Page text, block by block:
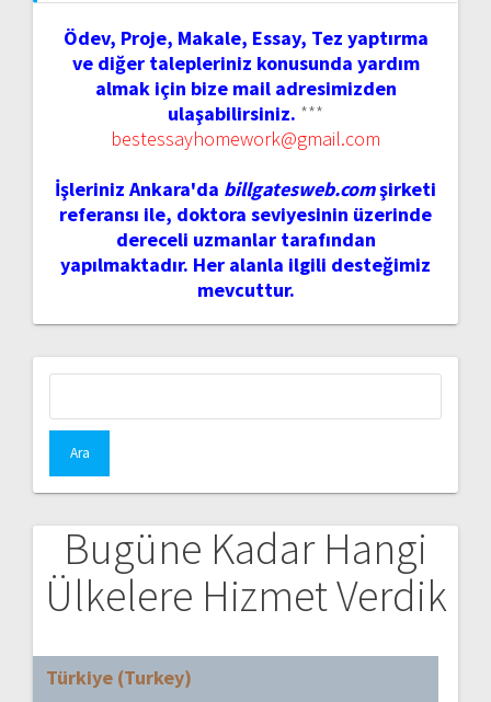
Ödev, Proje, Makale, Essay, Tez yaptırma
ve diğer talepleriniz konusunda yardım
almak için bize mail adresimizden
ulaşabilirsiniz. ***
bestessayhomework@gmail.com
İşleriniz Ankara'da billgatesweb.comşirketi
referansı ile, doktora seviyesinin üzerinde
dereceli uzmanlar tarafından
yapılmaktadır. Her alanla ilgili desteğimiz
mevcuttur.
Bugüne Kadar Hangi
Ülkelere Hizmet Verdik
Türkiye (Turkey)